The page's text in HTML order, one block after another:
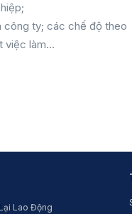
công ty; các chế độ theo
việc làm…
Lao Động